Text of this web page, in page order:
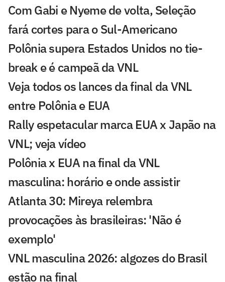
Com Gabi e Nyeme de volta, Seleção
fará cortes para o Sul-Americano
Polônia supera Estados Unidos no tie-
break e é campeã da VNL
Veja todos os lances da final da VNL
entre Polônia e EUA
Rally espetacular marca EUA x Japão na
VNL; veja vídeo
Polônia x EUA na final da VNL
masculina: horário e onde assistir
Atlanta 30: Mireya relembra
provocações às brasileiras: 'Não é
exemplo'
VNL masculina 2026: algozes do Brasil
estão na final